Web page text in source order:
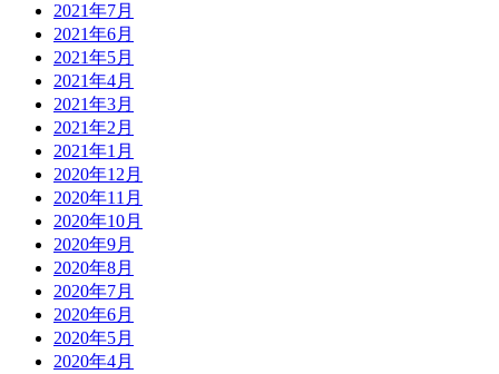
2021年7月
2021年6月
2021年5月
2021年4月
2021年3月
2021年2月
2021年1月
2020年12月
2020年11月
2020年10月
2020年9月
2020年8月
2020年7月
2020年6月
2020年5月
2020年4月